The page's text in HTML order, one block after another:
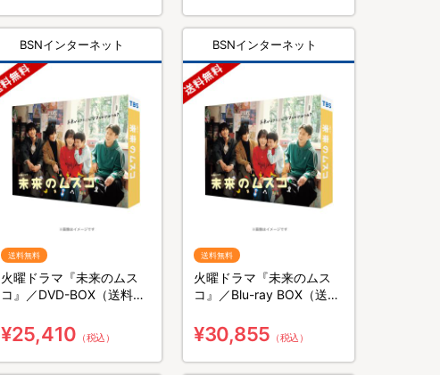
BSNインターネット
送料無料
火曜ドラマ『未来のムス
コ』／DVD-BOX（送料無
¥25,410 （税込）
BSNインターネット
送料無料
火曜ドラマ『未来のムス
コ』／Blu-ray BOX（送料
¥30,855 （税込）